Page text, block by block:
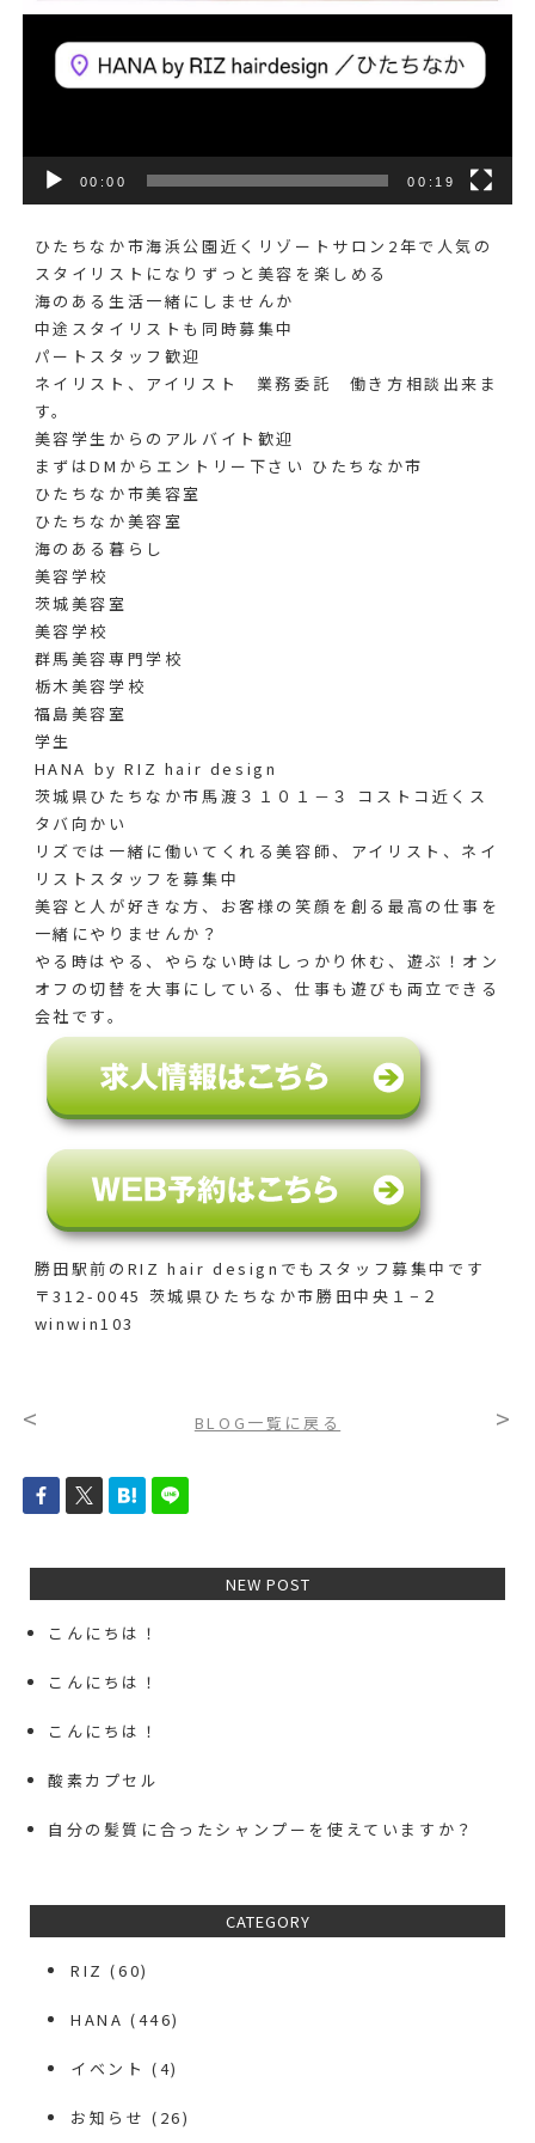
00:00 00:19
ひたちなか市海浜公園近くリゾートサロン2年で人気の
スタイリストになりずっと美容を楽しめる️
海のある生活一緒にしませんか️
中途スタイリストも同時募集中️
パートスタッフ歓迎
ネイリスト、アイリスト 業務委託 働き方相談出来ま
す。
美容学生からのアルバイト歓迎
まずはDMからエントリー下さい ひたちなか市
ひたちなか市美容室
ひたちなか美容室
海のある暮らし
美容学校
茨城美容室
美容学校
群馬美容専門学校
栃木美容学校
福島美容室
学生
HANA by RIZ hair design
茨城県ひたちなか市馬渡３１０１－３ コストコ近くス
タバ向かい
リズでは一緒に働いてくれる美容師、アイリスト、ネイ
リストスタッフを募集中
美容と人が好きな方、お客様の笑顔を創る最高の仕事を
一緒にやりませんか？
やる時はやる、やらない時はしっかり休む、遊ぶ！オン
オフの切替を大事にしている、仕事も遊びも両立できる
会社です。
勝田駅前のRIZ hair designでも スタッフ募集中です
〒312-0045 茨城県ひたちなか市勝田中央１−２
winwin103
< BLOG一覧に戻る >
NEW POST
こんにちは！
こんにちは！
こんにちは！
酸素カプセル
自分の髪質に合ったシャンプーを使えていますか？
CATEGORY
RIZ (60)
HANA (446)
イベント (4)
お知らせ (26)